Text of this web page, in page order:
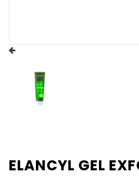
ELANCYL GEL